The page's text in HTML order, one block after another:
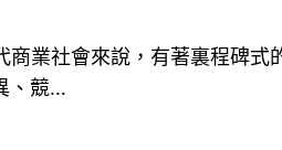
業社會來說，有著裏程碑式
、競…